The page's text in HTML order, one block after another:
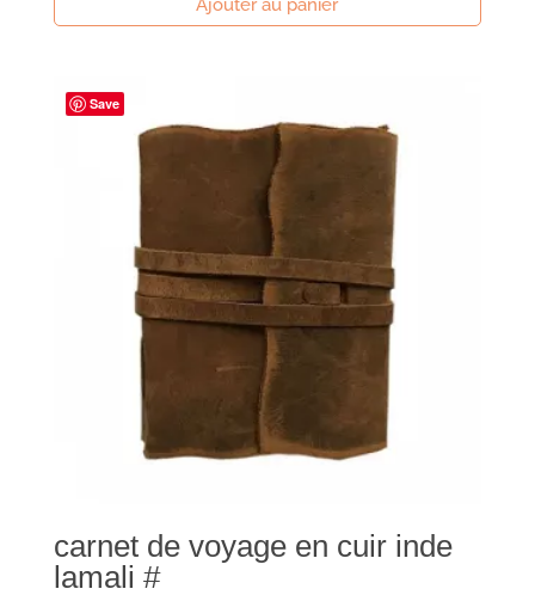
Ajouter au panier
Save
carnet de voyage en cuir inde
lamali #